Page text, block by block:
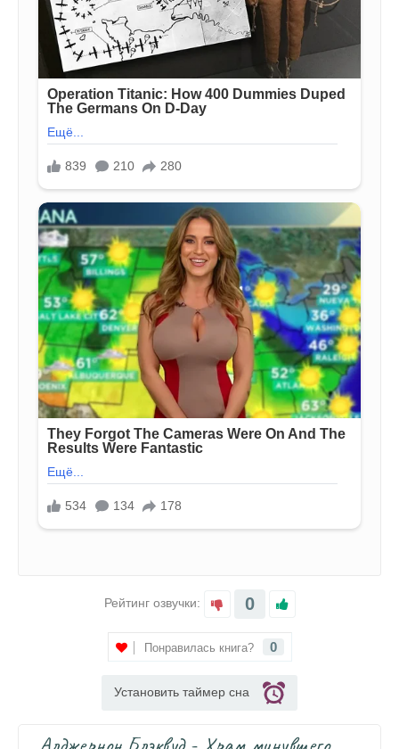
Рейтинг озвучки: 0
Понравилась книга? 0
Установить таймер сна